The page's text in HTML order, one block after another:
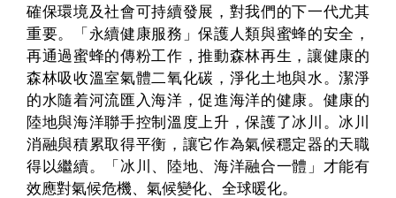
確保環境及社會可持續發展，對我們的下一代尤其
重要。「永續健康服務」保護人類與蜜蜂的安全，
再通過蜜蜂的傳粉工作，推動森林再生，讓健康的
森林吸收溫室氣體二氧化碳，淨化土地與水。潔淨
的水隨着河流匯入海洋，促進海洋的健康。健康的
陸地與海洋聯手控制溫度上升，保護了冰川。冰川
消融與積累取得平衡，讓它作為氣候穩定器的天職
得以繼續。「冰川、陸地、海洋融合一體」才能有
效應對氣候危機、氣候變化、全球暖化。